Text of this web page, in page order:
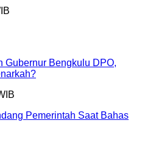
Gubernur Bengkulu DPO,
Pemerintah Saat Bahas